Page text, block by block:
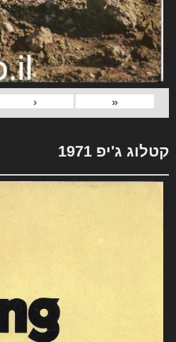
«
‹
קטלוג ג'יפ 1971